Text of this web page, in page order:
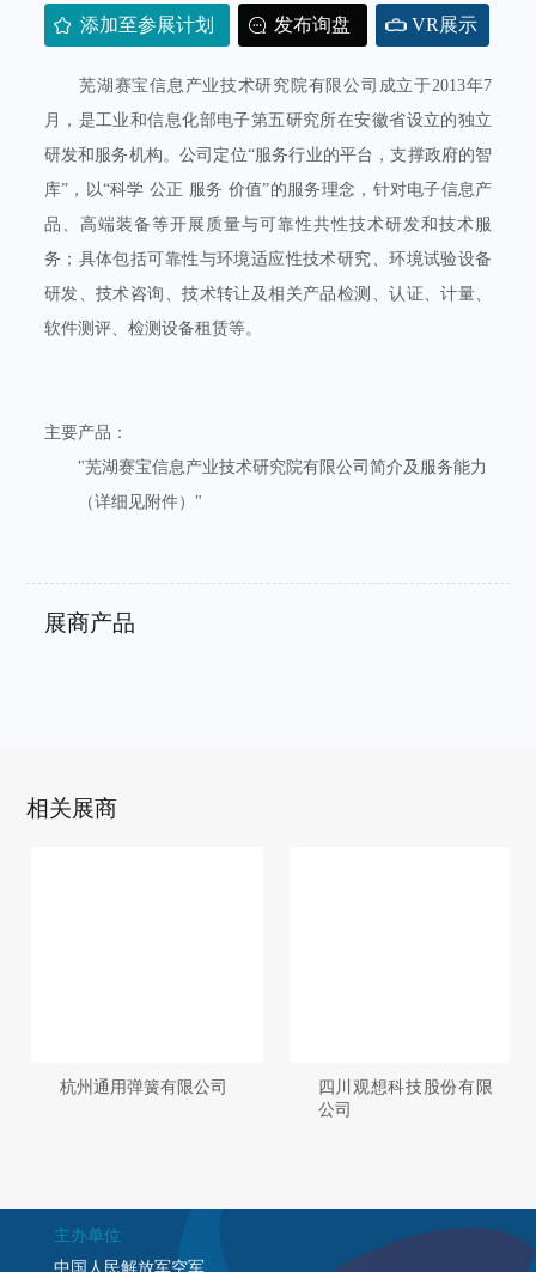
添加至参展计划 发布询盘 VR展示
芜湖赛宝信息产业技术研究院有限公司成立于2013年7
月，是工业和信息化部电子第五研究所在安徽省设立的独立
研发和服务机构。公司定位“服务行业的平台，支撑政府的智
库”，以“科学 公正 服务 价值”的服务理念，针对电子信息产
品、高端装备等开展质量与可靠性共性技术研发和技术服
务；具体包括可靠性与环境适应性技术研究、环境试验设备
研发、技术咨询、技术转让及相关产品检测、认证、计量、
软件测评、检测设备租赁等。
主要产品：
"芜湖赛宝信息产业技术研究院有限公司简介及服务能力
（详细见附件）"
展商产品
相关展商
四川观想科技股份有限
上海易捷包装技术
主办单位
中国人民解放军空军